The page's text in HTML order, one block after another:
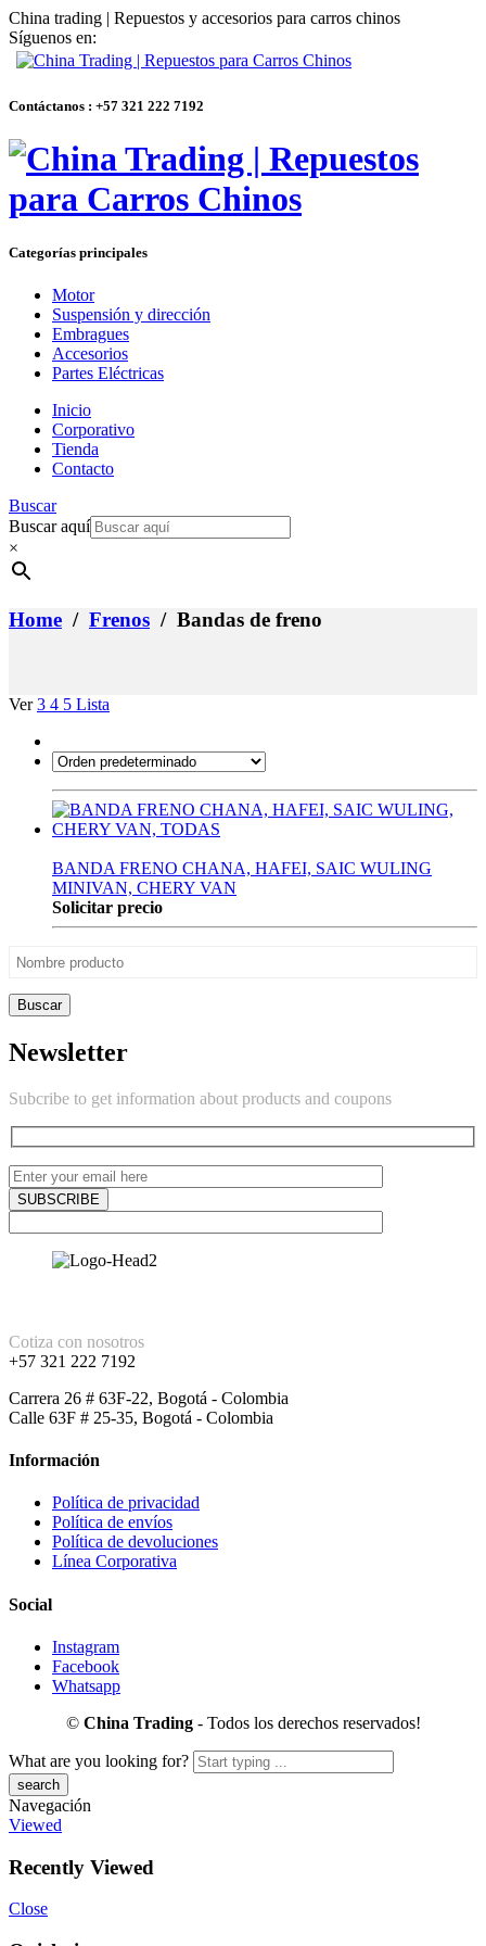
China trading | Repuestos y accesorios para carros chinos
Síguenos en:
Contáctanos : +57 321 222 7192
Categorías principales
Motor
Suspensión y dirección
Embragues
Accesorios
Partes Eléctricas
Inicio
Corporativo
Tienda
Contacto
Buscar
Buscar aquí
×
Home / Frenos / Bandas de freno
Ver3 4 5 Lista
BANDA FRENO CHANA, HAFEI, SAIC WULING
MINIVAN, CHERY VAN
Solicitar precio
Buscar
Newsletter
Subcribe to get information about products and coupons
Cotiza con nosotros
+57 321 222 7192
Carrera 26 # 63F-22, Bogotá - Colombia
Calle 63F # 25-35, Bogotá - Colombia
Información
Política de privacidad
Política de envíos
Política de devoluciones
Línea Corporativa
Social
Instagram
Facebook
Whatsapp
© China Trading - Todos los derechos reservados!
What are you looking for?
Navegación
Viewed
Recently Viewed
Close